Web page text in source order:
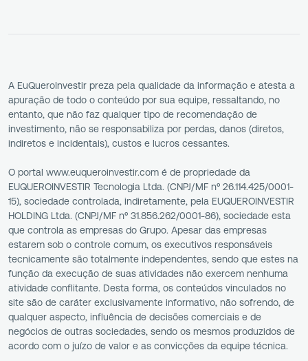
A EuQueroInvestir preza pela qualidade da informação e atesta a
apuração de todo o conteúdo por sua equipe, ressaltando, no
entanto, que não faz qualquer tipo de recomendação de
investimento, não se responsabiliza por perdas, danos (diretos,
indiretos e incidentais), custos e lucros cessantes.
O portal www.euqueroinvestir.com é de propriedade da
EUQUEROINVESTIR Tecnologia Ltda. (CNPJ/MF nº 26.114.425/0001-
15), sociedade controlada, indiretamente, pela EUQUEROINVESTIR
HOLDING Ltda. (CNPJ/MF nº 31.856.262/0001-86), sociedade esta
que controla as empresas do Grupo. Apesar das empresas
estarem sob o controle comum, os executivos responsáveis
tecnicamente são totalmente independentes, sendo que estes na
função da execução de suas atividades não exercem nenhuma
atividade conflitante. Desta forma, os conteúdos vinculados no
site são de caráter exclusivamente informativo, não sofrendo, de
qualquer aspecto, influência de decisões comerciais e de
negócios de outras sociedades, sendo os mesmos produzidos de
acordo com o juízo de valor e as convicções da equipe técnica.